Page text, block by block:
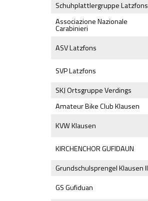
Schuhplattlergruppe Latzfons
Associazione Nazionale
Carabinieri
ASV Latzfons
SVP Latzfons
SKJ Ortsgruppe Verdings
Amateur Bike Club Klausen
KVW Klausen
KIRCHENCHOR GUFIDAUN
Grundschulsprengel Klausen II
GS Gufiduan